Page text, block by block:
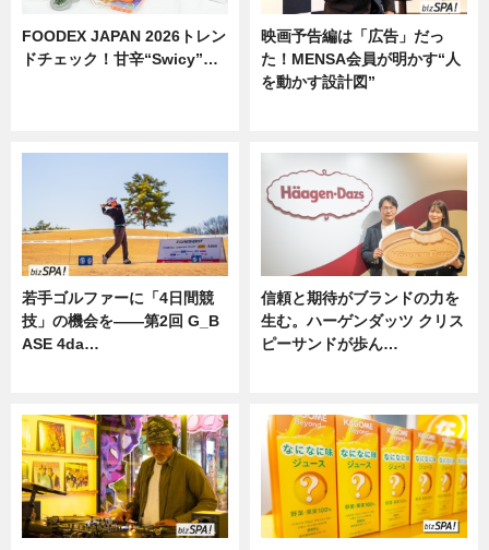
FOODEX JAPAN 2026トレン
ドチェック！甘辛“Swicy”…
映画予告編は「広告」だっ
た！MENSA会員が明かす“人
を動かす設計図”
若手ゴルファーに「4日間競
技」の機会を——第2回 G_B
ASE 4da…
信頼と期待がブランドの力を
生む。ハーゲンダッツ クリス
ピーサンドが歩ん…